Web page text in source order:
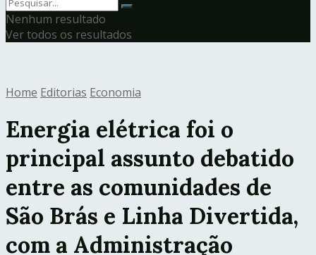
Nenhum resultado
Ver todos os resultados
Home Editorias Economia
Energia elétrica foi o
principal assunto debatido
entre as comunidades de
São Brás e Linha Divertida,
com a Administração